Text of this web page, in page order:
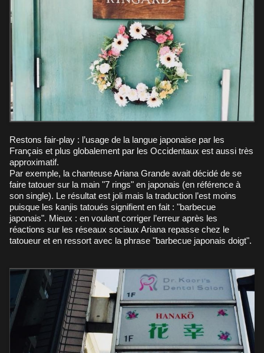
Restons fair-play : l’usage de la langue japonaise par les
Français et plus globalement par les Occidentaux est aussi très
approximatif.
Par exemple, la chanteuse Ariana Grande avait décidé de se
faire tatouer sur la main "7 rings" en japonais (en référence à
son single). Le résultat est joli mais la traduction l’est moins
puisque les kanjis tatoués signifient en fait : "barbecue
japonais". Mieux : en voulant corriger l’erreur après les
réactions sur les réseaux sociaux Ariana repasse chez le
tatoueur et en ressort avec la phrase "barbecue japonais doigt".